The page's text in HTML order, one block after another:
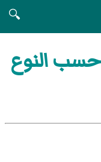
🔍
حسب النوع